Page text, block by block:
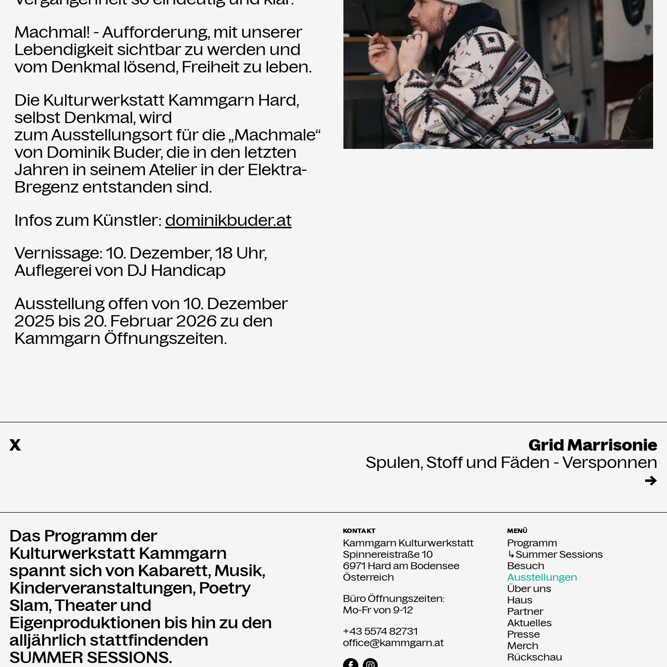
Partner
Aktuelles
Presse
Merch
Rückschau
Machmal! - Aufforderung, mit unserer
Lebendigkeit sichtbar zu werden und
vom Denkmal lösend, Freiheit zu leben.
Die Kulturwerkstatt Kammgarn Hard,
selbst Denkmal, wird
zum Ausstellungsort für die „Machmale“
von Dominik Buder, die in den letzten
Jahren in seinem Atelier in der Elektra-
Bregenz entstanden sind.
Infos zum Künstler: dominikbuder.at
Vernissage: 10. Dezember, 18 Uhr,
Auflegerei von DJ Handicap
Ausstellung offen von 10. Dezember
2025 bis 20. Februar 2026 zu den
Kammgarn Öffnungszeiten.
X
Grid Marrisonie
Spulen, Stoff und Fäden - Versponnen
→
Das Programm der
Kulturwerkstatt Kammgarn
spannt sich von Kabarett, Musik,
Kinderveranstaltungen, Poetry
Slam, Theater und
Eigenproduktionen bis hin zu den
alljährlich stattfindenden
SUMMER SESSIONS.
KONTAKT
Kammgarn Kulturwerkstatt
Spinnereistraße 10
6971 Hard am Bodensee
Österreich
Büro Öffnungszeiten:
Mo-Fr von 9-12
+43 5574 82731
office@kammgarn.at
MENÜ
Programm
↳Summer Sessions
Besuch
Ausstellungen
Über uns
Haus
Partner
Aktuelles
Presse
Merch
Rückschau